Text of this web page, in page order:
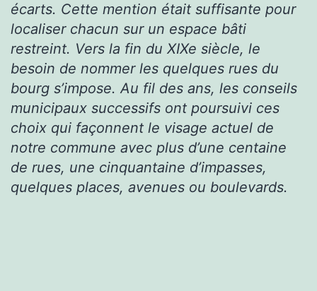
écarts. Cette mention était suffisante pour
localiser chacun sur un espace bâti
restreint. Vers la fin du XIXe siècle, le
besoin de nommer les quelques rues du
bourg s’impose. Au fil des ans, les conseils
municipaux successifs ont poursuivi ces
choix qui façonnent le visage actuel de
notre commune avec plus d’une centaine
de rues, une cinquantaine d’impasses,
quelques places, avenues ou boulevards.